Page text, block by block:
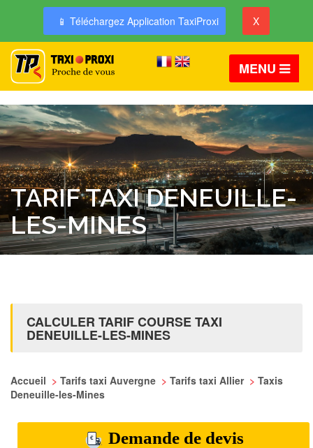
📱 Téléchargez Application TaxiProxi X
MENU
TARIF TAXI DENEUILLE-
LES-MINES
CALCULER TARIF COURSE TAXI
DENEUILLE-LES-MINES
Accueil > Tarifs taxi Auvergne > Tarifs taxi Allier > Taxis
Deneuille-les-Mines
Demande de devis